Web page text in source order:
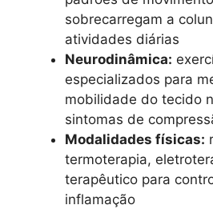
sobrecarregam a
atividades diárias
Neurodinâmica:
especializados para
mobilidade do tecido
sintomas de
Modalidades físicas:
termoterapia,
terapêutico para
inflamação